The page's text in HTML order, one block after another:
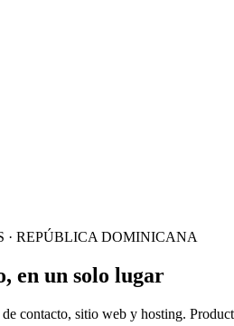
· REPÚBLICA DOMINICANA
en un solo lugar
contacto, sitio web y hosting.